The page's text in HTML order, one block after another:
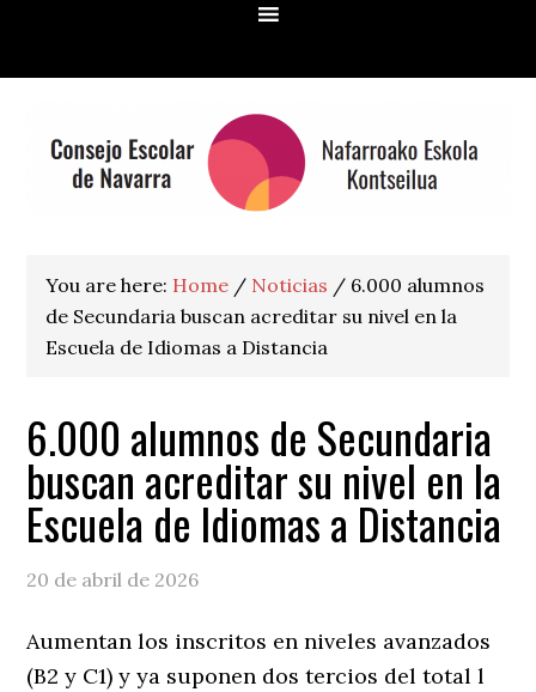
You are here: Home / Noticias / 6.000 alumnos
de Secundaria buscan acreditar su nivel en la
Escuela de Idiomas a Distancia
6.000 alumnos de Secundaria
buscan acreditar su nivel en la
Escuela de Idiomas a Distancia
20 de abril de 2026
Aumentan los inscritos en niveles avanzados
(B2 y C1) y ya suponen dos tercios del total l